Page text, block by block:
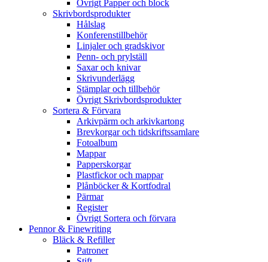
Övrigt Papper och block
Skrivbordsprodukter
Hålslag
Konferenstillbehör
Linjaler och gradskivor
Penn- och prylställ
Saxar och knivar
Skrivunderlägg
Stämplar och tillbehör
Övrigt Skrivbordsprodukter
Sortera & Förvara
Arkivpärm och arkivkartong
Brevkorgar och tidskriftssamlare
Fotoalbum
Mappar
Papperskorgar
Plastfickor och mappar
Plånböcker & Kortfodral
Pärmar
Register
Övrigt Sortera och förvara
Pennor & Finewriting
Bläck & Refiller
Patroner